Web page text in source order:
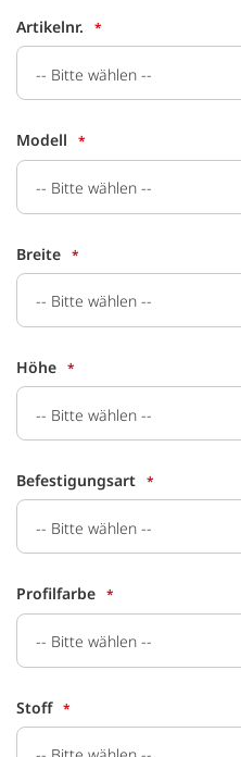
Artikelnr.
Modell
Breite
Höhe
Befestigungsart
Profilfarbe
Stoff